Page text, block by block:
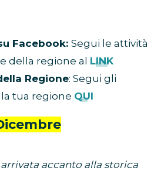
Facebook: Segui le attività
della regione al LINK
Regione: Segui gli
tua regione QUI
accanto alla storica